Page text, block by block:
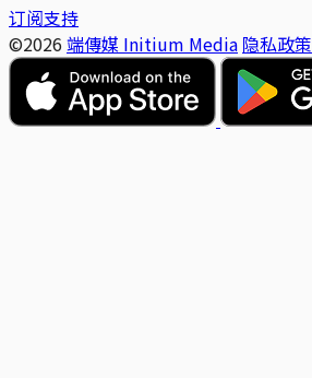
订阅支持
©2026 端傳媒 Initium Media 隐私政策